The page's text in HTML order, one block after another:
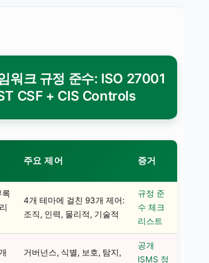
워크 규정 준수: ISO 27001
CSF + CIS Controls
주요 제어 증거
록
4개 테마에 걸친 93개 제어:
조직, 인력, 물리적, 기술적
규정 준
수 체크
리스트
거버넌스, 식별, 보호, 탐지,
공개
ISMS 정